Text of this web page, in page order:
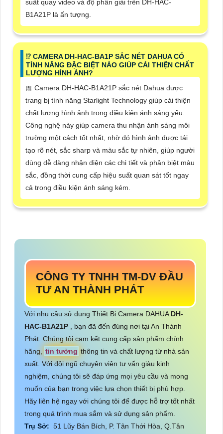
suất quay video và độ phân giải trên DH-HAC-
B1A21P là ấn tượng.
⁉️ CAMERA DH-HAC-BA1P SẮC NÉT DAHUA CÓ
TÍNH NĂNG ĐẶC BIỆT NÀO GIÚP CẢI THIỆN CHẤT
LƯỢNG HÌNH ẢNH?
🎀 Camera DH-HAC-B1A21P sắc nét Dahua được
trang bị tính năng Starlight Technology giúp cải thiện
chất lượng hình ảnh trong điều kiện ánh sáng yếu.
Công nghệ này giúp camera thu nhận ánh sáng môi
trường một cách tốt nhất, nhờ đó hình ảnh được tái
tạo rõ nét, sắc sharp và màu sắc tự nhiên, giúp người
dùng dễ dàng nhận diện các chi tiết và phân biệt màu
sắc, đồng thời cung cấp hiệu suất quan sát tốt ngay
cả trong điều kiện ánh sáng kém.
CÔNG TY TNHH TM-DV ĐẦU
TƯ AN THÀNH PHÁT
Với nhu cầu sử dụng Thiết Bị Camera DAHUA DH-
HAC-B1A21P
, bạn đã đến đúng nơi tại An Thành
Phát. Chúng tôi cam kết cung cấp sản phẩm chính
hãng,
tin tưởng thông tin và chất lượng từ nhà sản
xuất. Với đội ngũ chuyên viên tư vấn giàu kinh
nghiệm, chúng tôi sẽ đáp ứng mọi yêu cầu và mong
muốn của bạn trong việc lựa chọn thiết bị phù hợp.
Hãy liên hệ ngay với chúng tôi để được hỗ trợ tốt nhất
trong quá trình mua sắm và sử dụng sản phẩm.
Trụ Sở: 51 Lũy Bán Bích, P. Tân Thới Hòa, Q.Tân